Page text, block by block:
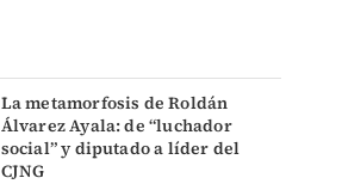
La metamorfosis de Roldán
Álvarez Ayala: de “luchador
social” y diputado a líder del
CJNG